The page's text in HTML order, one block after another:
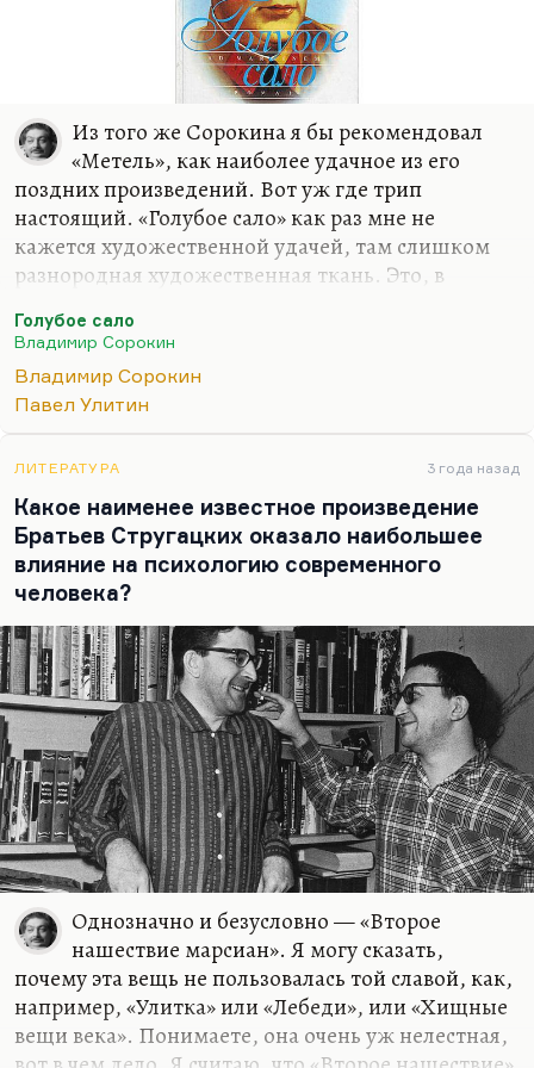
Из того же Сорокина я бы рекомендовал
«Метель», как наиболее удачное из его
поздних произведений. Вот уж где трип
настоящий. «Голубое сало» как раз мне не
кажется художественной удачей, там слишком
разнородная художественная ткань. Это, в
пригнаны друг к другу довольно механистически.
Другое дело, что там есть отличные куски. Но,
понимаете, под Платонова стилизоваться не
трудно, а под Толстого у него не получается, это
сами образы этих клоунов получились и
страшные, и грустные, и бесконечно жалкие. И
сама метафора «голубого сала» — этого вещества,
которое выделяется у читателя в процессе
творчества, она…
Голубое сало
Владимир Сорокин
Владимир Сорокин
Павел Улитин
ЛИТЕРАТУРА 3 года назад
Какое наименее известное произведение
Братьев Стругацких оказало наибольшее
влияние на психологию современного
человека?
Однозначно и безусловно — «Второе
нашествие марсиан». Я могу сказать,
почему эта вещь не пользовалась той славой, как,
например, «Улитка» или «Лебеди», или «Хищные
вещи века». Понимаете, она очень уж нелестная,